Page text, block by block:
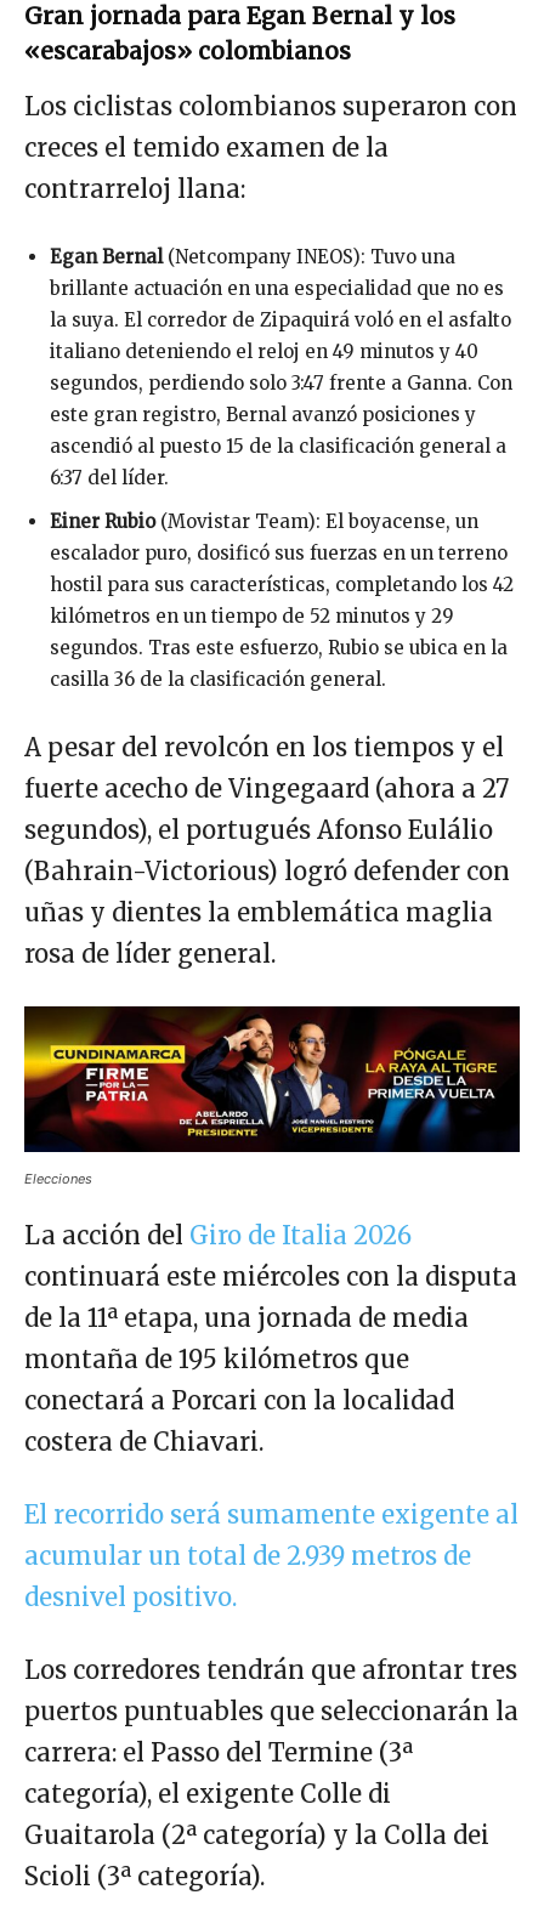
Gran jornada para Egan Bernal y los
«escarabajos» colombianos
Los ciclistas colombianos superaron con
creces el temido examen de la
contrarreloj llana:
Egan Bernal(Netcompany INEOS): Tuvo una
brillante actuación en una especialidad que no es
la suya. El corredor de Zipaquirá voló en el asfalto
italiano deteniendo el reloj en 49 minutos y 40
segundos, perdiendo solo 3:47 frente a Ganna. Con
este gran registro, Bernal avanzó posiciones y
ascendió al puesto 15 de la clasificación general a
6:37 del líder.
Einer Rubio(Movistar Team): El boyacense, un
escalador puro, dosificó sus fuerzas en un terreno
hostil para sus características, completando los 42
kilómetros en un tiempo de 52 minutos y 29
segundos. Tras este esfuerzo, Rubio se ubica en la
casilla 36 de la clasificación general.
A pesar del revolcón en los tiempos y el
fuerte acecho de Vingegaard (ahora a 27
segundos), el portugués Afonso Eulálio
(Bahrain-Victorious) logró defender con
uñas y dientes la emblemática maglia
rosa de líder general.
Elecciones
La acción del Giro de Italia 2026
continuará este miércoles con la disputa
de la 11ª etapa, una jornada de media
montaña de 195 kilómetros que
conectará a Porcari con la localidad
costera de Chiavari.
El recorrido será sumamente exigente al
acumular un total de 2.939 metros de
desnivel positivo.
Los corredores tendrán que afrontar tres
puertos puntuables que seleccionarán la
carrera: el Passo del Termine (3ª
categoría), el exigente Colle di
Guaitarola (2ª categoría) y la Colla dei
Scioli (3ª categoría).